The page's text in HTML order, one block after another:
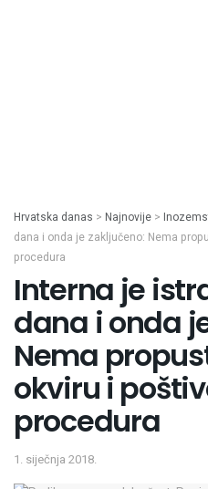
Hrvatska danas > Najnovije >
dana i onda je zaključeno: Nema
procedura
Interna je
dana i onda
Nema
okviru i
procedura
1. siječnja 2018.